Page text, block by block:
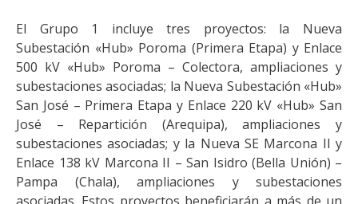
El Grupo 1 incluye tres proyectos: la Nueva
Subestación «Hub» Poroma (Primera Etapa) y Enlace
500 kV «Hub» Poroma – Colectora, ampliaciones y
subestaciones asociadas; la Nueva Subestación «Hub»
San José – Primera Etapa y Enlace 220 kV «Hub» San
José – Repartición (Arequipa), ampliaciones y
subestaciones asociadas; y la Nueva SE Marcona II y
Enlace 138 kV Marcona II – San Isidro (Bella Unión) –
Pampa (Chala), ampliaciones y subestaciones